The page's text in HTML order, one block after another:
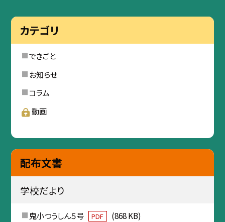
カテゴリ
できごと
お知らせ
コラム
動画
配布文書
学校だより
鬼小つうしん５号 PDF
(868 KB)